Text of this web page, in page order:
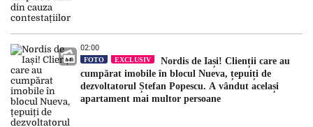
02:00
FOTO EXCLUSIV
Nordis de Iași! Clienții care au
cumpărat imobile în blocul Nueva, țepuiți de
dezvoltatorul Ștefan Popescu. A vândut același
apartament mai multor persoane